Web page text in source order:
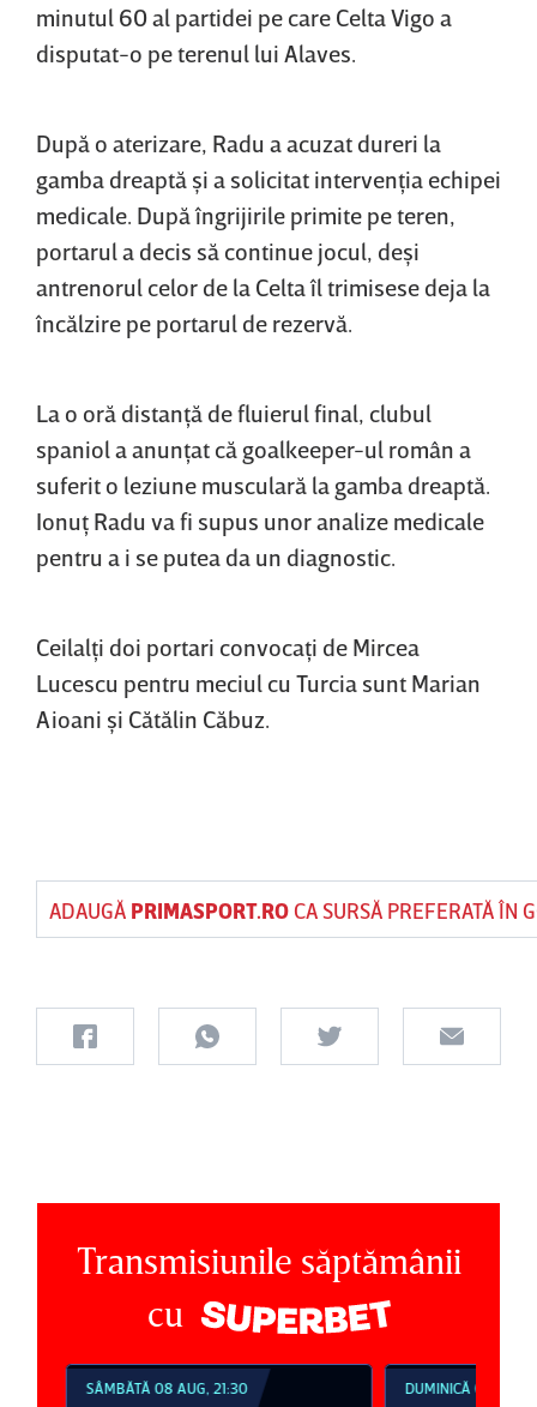
minutul 60 al partidei pe care Celta Vigo a
disputat-o pe terenul lui Alaves.
După o aterizare, Radu a acuzat dureri la
gamba dreaptă şi a solicitat intervenţia echipei
medicale. După îngrijirile primite pe teren,
portarul a decis să continue jocul, deşi
antrenorul celor de la Celta îl trimisese deja la
încălzire pe portarul de rezervă.
La o oră distanţă de fluierul final, clubul
spaniol a anunţat că goalkeeper-ul român a
suferit o leziune musculară la gamba dreaptă.
Ionuţ Radu va fi supus unor analize medicale
pentru a i se putea da un diagnostic.
Ceilalţi doi portari convocaţi de Mircea
Lucescu pentru meciul cu Turcia sunt Marian
Aioani şi Cătălin Căbuz.
ADAUGĂ PRIMASPORT.ROCA SURSĂ PREFERATĂ ÎN
Transmisiunile săptămânii
cu
SÂMBĂTĂ 08 AUG, 21:30 DUMINICĂ 09 AUG,